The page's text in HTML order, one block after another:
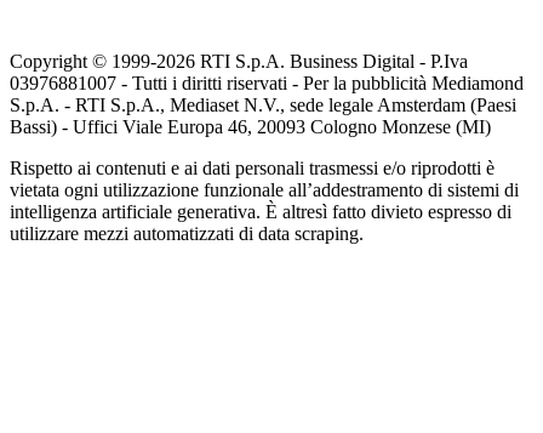
Copyright © 1999-2026 RTI S.p.A. Business Digital - P.Iva
03976881007 - Tutti i diritti riservati - Per la pubblicità Mediamond
S.p.A. - RTI S.p.A., Mediaset N.V., sede legale Amsterdam (Paesi
Bassi) - Uffici Viale Europa 46, 20093 Cologno Monzese (MI)
Rispetto ai contenuti e ai dati personali trasmessi e/o riprodotti è
vietata ogni utilizzazione funzionale all’addestramento di sistemi di
intelligenza artificiale generativa. È altresì fatto divieto espresso di
utilizzare mezzi automatizzati di data scraping.